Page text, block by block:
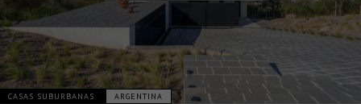
CASAS SUBURBANAS ARGENTINA